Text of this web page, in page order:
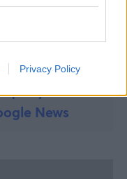
Privacy Policy
του
News